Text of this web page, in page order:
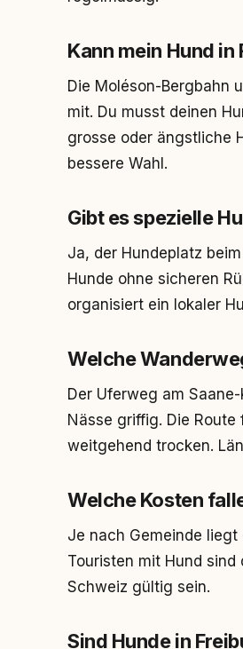
Kann mein Hund
Die Moléson-Bergbahn
mit. Du musst deinen
grosse oder ängstliche
bessere Wahl.
Gibt es spezielle
Ja, der Hundeplatz
Hunde ohne sicheren
organisiert ein lokaler
Welche
Der Uferweg am
Nässe griffig. Die
weitgehend trocken.
Welche Kosten
Je nach Gemeinde
Touristen mit Hund
Schweiz gültig sein.
Sind Hunde in